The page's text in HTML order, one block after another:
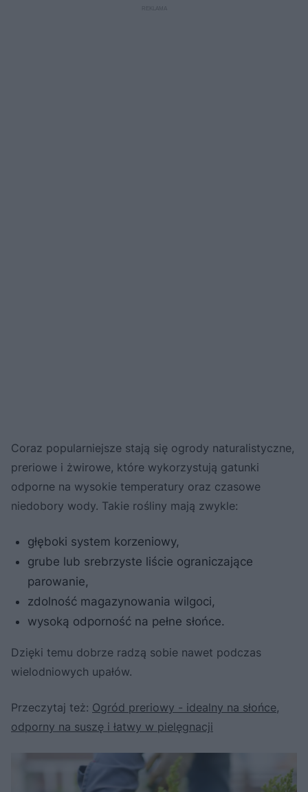
Coraz popularniejsze stają się ogrody naturalistyczne,
preriowe i żwirowe, które wykorzystują gatunki
odporne na wysokie temperatury oraz czasowe
niedobory wody. Takie rośliny mają zwykle:
głęboki system korzeniowy,
grube lub srebrzyste liście ograniczające
parowanie,
zdolność magazynowania wilgoci,
wysoką odporność na pełne słońce.
Dzięki temu dobrze radzą sobie nawet podczas
wielodniowych upałów.
Przeczytaj też: Ogród preriowy - idealny na słońce,
odporny na suszę i łatwy w pielęgnacji